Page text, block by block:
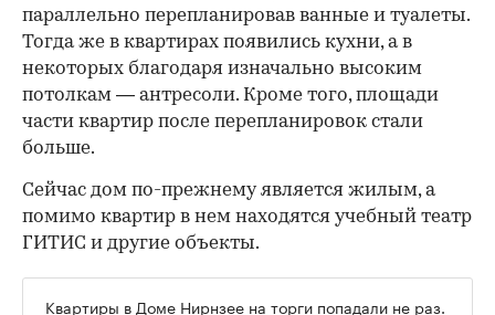
параллельно перепланировав ванные и туалеты.
Тогда же в квартирах появились кухни, а в
некоторых благодаря изначально высоким
потолкам — антресоли. Кроме того, площади
части квартир после перепланировок стали
больше.
Сейчас дом по-прежнему является жилым, а
помимо квартир в нем находятся учебный театр
ГИТИС и другие объекты.
Квартиры в Доме Нирнзее на торги попадали не раз.